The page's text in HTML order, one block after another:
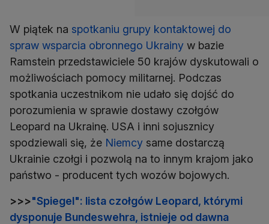
W piątek na spotkaniu grupy kontaktowej do
spraw wsparcia obronnego Ukrainy w bazie
Ramstein przedstawiciele 50 krajów dyskutowali o
możliwościach pomocy militarnej. Podczas
spotkania uczestnikom nie udało się dojść do
porozumienia w sprawie dostawy czołgów
Leopard na Ukrainę. USA i inni sojusznicy
spodziewali się, że Niemcy same dostarczą
Ukrainie czołgi i pozwolą na to innym krajom jako
państwo - producent tych wozów bojowych.
>>>"Spiegel": lista czołgów Leopard, którymi
dysponuje Bundeswehra, istnieje od dawna